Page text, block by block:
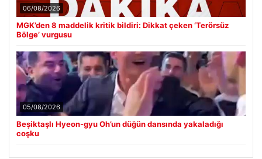
06/08/2026
MGK’den 8 maddelik kritik bildiri: Dikkat çeken ‘Terörsüz
Bölge’ vurgusu
05/08/2026
Beşiktaşlı Hyeon-gyu Oh’un düğün dansında yakaladığı
coşku